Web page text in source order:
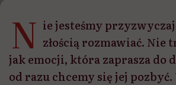
N ie jesteśmy
złością rozmawiać. Nie
jak emocji, która zaprasza do
od razu chcemy się jej pozbyć.